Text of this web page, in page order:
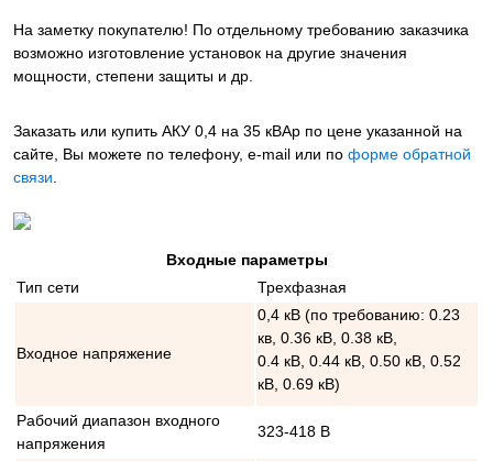
На заметку покупателю! По отдельному требованию заказчика
возможно изготовление установок на другие значения
мощности, степени защиты и др.
Заказать или купить АКУ 0,4 на 35 кВАр по цене указанной на
сайте, Вы можете по телефону, e-mail или по форме обратной
связи.
Входные параметры
Тип сети
Трехфазная
Входное напряжение
0,4 кВ (по требованию: 0.23
кв, 0.36 кВ, 0.38 кВ,
0.4 кВ, 0.44 кВ, 0.50 кВ, 0.52
кВ, 0.69 кВ)
Рабочий диапазон входного
напряжения
323-418 В